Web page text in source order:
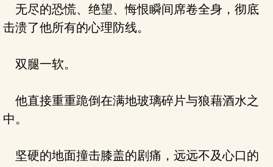
无尽的恐慌、绝望、悔恨瞬间席卷全身，彻底
击溃了他所有的心理防线。
双腿一软。
他直接重重跪倒在满地玻璃碎片与狼藉酒水之
中。
坚硬的地面撞击膝盖的剧痛，远远不及心口的